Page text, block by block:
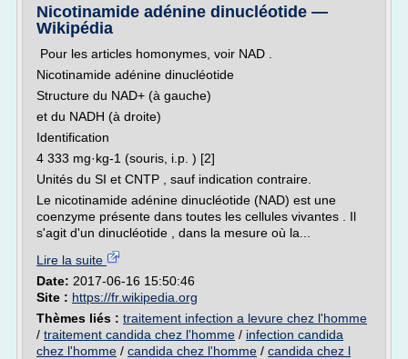
Nicotinamide adénine dinucléotide —
Wikipédia
Pour les articles homonymes, voir NAD .
Nicotinamide adénine dinucléotide
Structure du NAD+ (à gauche)
et du NADH (à droite)
Identification
4 333 mg·kg-1 (souris, i.p. ) [2]
Unités du SI et CNTP , sauf indication contraire.
Le nicotinamide adénine dinucléotide (NAD) est une
coenzyme présente dans toutes les cellules vivantes . Il
s'agit d'un dinucléotide , dans la mesure où la...
Lire la suite
Date: 2017-06-16 15:50:46
Site : https://fr.wikipedia.org
Thèmes liés : traitement infection a levure chez l'homme
/ traitement candida chez l'homme / infection candida
chez l'homme / candida chez l'homme / candida chez l